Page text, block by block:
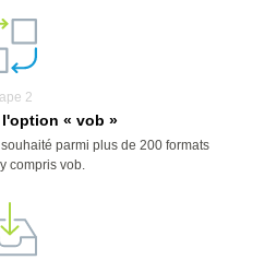
2
« vob »
parmi plus de 200 formats
compris vob.